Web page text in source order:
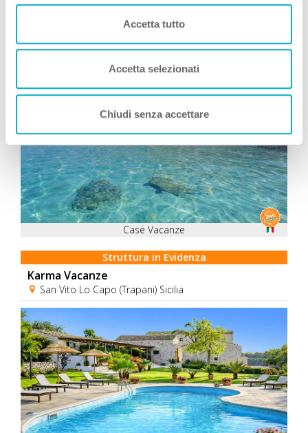
Accetta tutto
Accetta selezionati
Chiudi senza accettare
Case Vacanze
Struttura in Evidenza
Karma Vacanze
San Vito Lo Capo (Trapani) Sicilia